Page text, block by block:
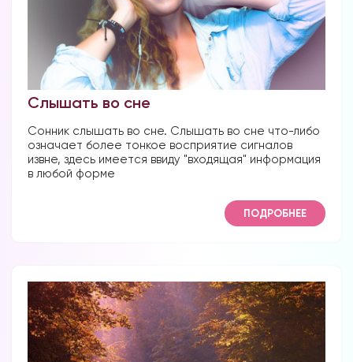
Слышать во сне
Сонник слышать во сне. Слышать во сне что-либо
означает более тонкое восприятие сигналов
извне, здесь имеется ввиду "входящая" информация
в любой форме
ПОДРОБНЕЕ
Вы можете получать информацию во
снах (проверено более 100000